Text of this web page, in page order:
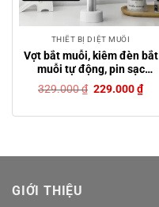
THIẾT BỊ DIỆT MUỖI
Vợt bắt muỗi, kiêm đèn bắt
muỗi tự động, pin sạc
lithium sang trọng
329.000₫ Giá
329.000 ₫.
229.000₫Giá
hiện
là:
GIỚI THIỆU